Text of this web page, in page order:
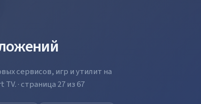
сервисов, игр и утилит на
· страница 27 из 67